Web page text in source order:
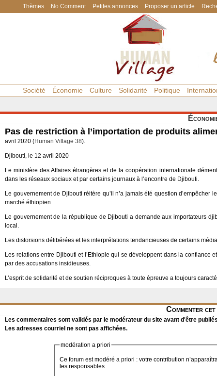
Thèmes No Comment Petites annonces Proposer un article
Société Économie Culture Solidarité Politique
Pas de restriction à l’importation de produits
avril 2020 (Human Village 38).
Djibouti, le 12 avril 2020
Le ministère des Affaires étrangères et de la coopération internationale
dans les réseaux sociaux et par certains journaux à l’encontre de Djibouti.
Le gouvernement de Djibouti réitère qu’il n’a jamais été question
marché éthiopien.
Le gouvernement de la république de Djibouti a demande aux importateurs
local.
Les distorsions délibérées et les interprétations tendancieuses de certains
Les relations entre Djibouti et l’Ethiopie qui se développent dans la
par des accusations insidieuses.
L’esprit de solidarité et de soutien réciproques à toute épreuve a toujours
Commenter
Les commentaires sont validés par le modérateur du site avant d'être
Les adresses courriel ne sont pas affichées.
modération a priori
Ce forum est modéré a priori : votre contribution
les responsables.